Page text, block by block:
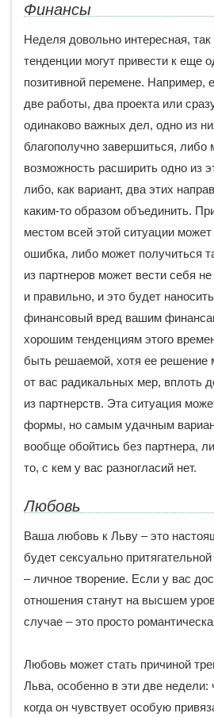
Финансы
Неделя довольно интересная, так
тенденции могут привести к еще
позитивной перемене.
две работы, два проекта или
одинаково важных дел, одно из
благополучно завершиться, либо
возможность расширить одно из
либо, как вариант, два этих
каким-то образом объединить.
местом всей этой ситуации
ошибка, либо может получиться
из партнеров может вести себя
и правильно, и это будет
финансовый вред вашим
хорошим тенденциям этого
быть решаемой, хотя ее решение
от вас радикальных мер, вплоть
из партнерств. Эта ситуация
формы, но самым удачным
вообще обойтись без партнера,
то, с кем у вас разногласий нет.
Любовь
Ваша любовь к Льву – это
будет сексуально
– личное творение. Если у вас
отношения станут на высшем
случае – это просто
Любовь может стать причиной
Льва, особенно в эти две недели:
когда он чувствует особую